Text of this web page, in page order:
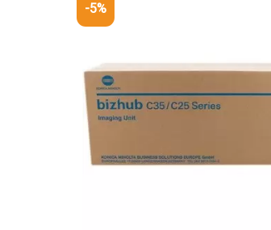
-5%